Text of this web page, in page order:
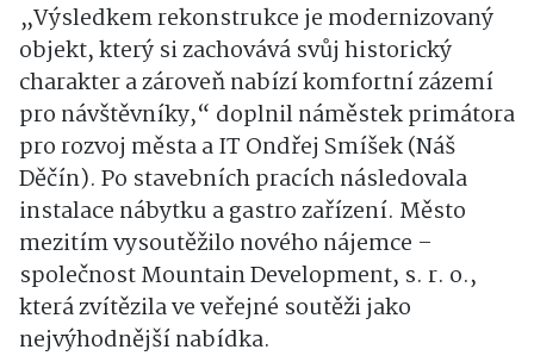
„Výsledkem rekonstrukce je modernizovaný
objekt, který si zachovává svůj historický
charakter a zároveň nabízí komfortní zázemí
pro návštěvníky,“ doplnil náměstek primátora
pro rozvoj města a IT Ondřej Smíšek (Náš
Děčín). Po stavebních pracích následovala
instalace nábytku a gastro zařízení. Město
mezitím vysoutěžilo nového nájemce –
společnost Mountain Development, s. r. o.,
která zvítězila ve veřejné soutěži jako
nejvýhodnější nabídka.